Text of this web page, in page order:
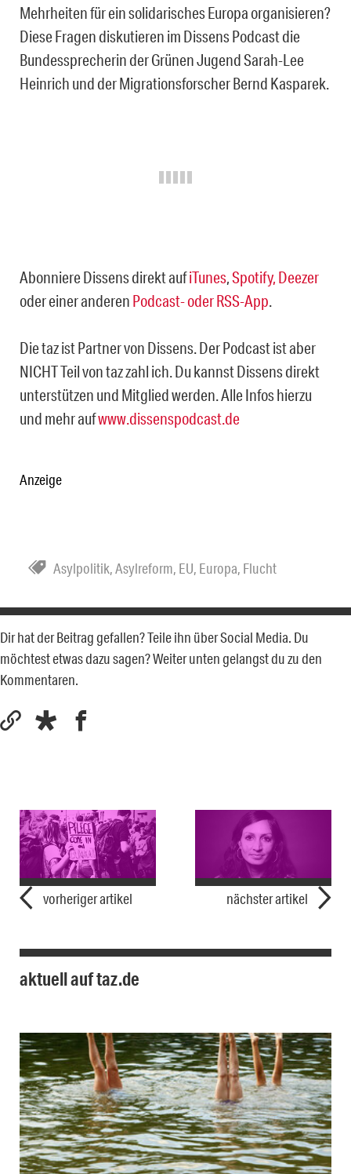
Mehrheiten für ein solidarisches Europa organisieren?
Diese Fragen diskutieren im Dissens Podcast die
Bundessprecherin der Grünen Jugend Sarah-Lee
Heinrich und der Migrationsforscher Bernd Kasparek.
Abonniere Dissens direkt aufiTunes,Spotify, Deezer
oder einer anderen Podcast- oder RSS-App.
Die taz ist Partner von Dissens. Der Podcast ist aber
NICHT Teil von taz zahl ich. Du kannst Dissens direkt
unterstützen und Mitglied werden. Alle Infos hierzu
und mehr aufwww.dissenspodcast.de
Anzeige
Asylpolitik,Asylreform, EU, Europa, Flucht
Dir hat der Beitrag gefallen? Teile ihn über Social Media. Du
möchtest etwas dazu sagen? Weiter unten gelangst du zu den
Kommentaren.
vorheriger artikel nächster artikel
aktuell auf taz.de